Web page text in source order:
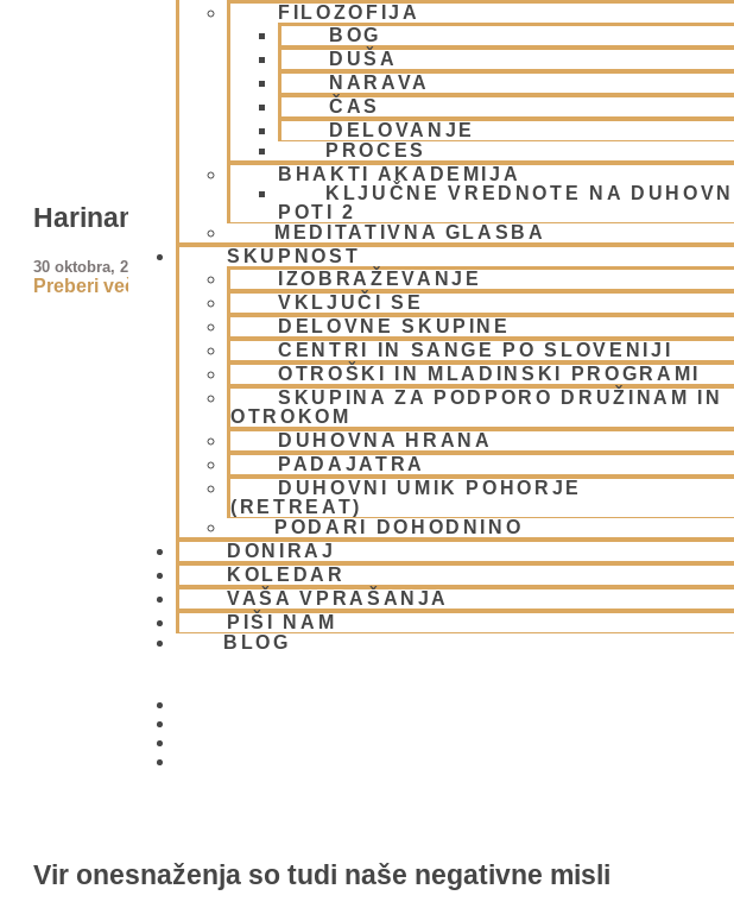
FILOZOFIJA
BOG
DUŠA
NARAVA
ČAS
DELOVANJE
PROCES
BHAKTI AKADEMIJA
KLJUČNE VREDNOTE NA DUHOVNI
POTI 2
MEDITATIVNA GLASBA
SKUPNOST
IZOBRAŽEVANJE
VKLJUČI SE
DELOVNE SKUPINE
CENTRI IN SANGE PO SLOVENIJI
OTROŠKI IN MLADINSKI PROGRAMI
SKUPINA ZA PODPORO DRUŽINAM IN
OTROKOM
DUHOVNA HRANA
PADAJATRA
DUHOVNI UMIK POHORJE
(RETREAT)
PODARI DOHODNINO
DONIRAJ
KOLEDAR
VAŠA VPRAŠANJA
PIŠI NAM
BLOG
Harinam v Portorožu – video
30 oktobra, 2010
Preberi več »
Vir onesnaženja so tudi naše negativne misli